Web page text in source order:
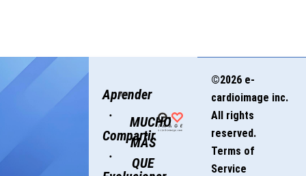
Aprender
·
Compartir
·
MUCHO
MÁS
QUE
©2026 e-
cardioimage inc.
All rights
reserved.
Terms of
Service